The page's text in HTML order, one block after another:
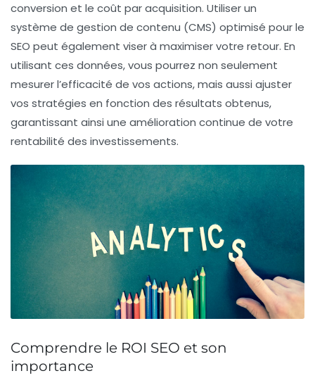
conversion et le coût par acquisition. Utiliser un
système de gestion de contenu (CMS) optimisé pour le
SEO peut également viser à maximiser votre retour. En
utilisant ces données, vous pourrez non seulement
mesurer l’efficacité de vos actions, mais aussi ajuster
vos stratégies en fonction des résultats obtenus,
garantissant ainsi une amélioration continue de votre
rentabilité des investissements.
Comprendre le ROI SEO et son
importance